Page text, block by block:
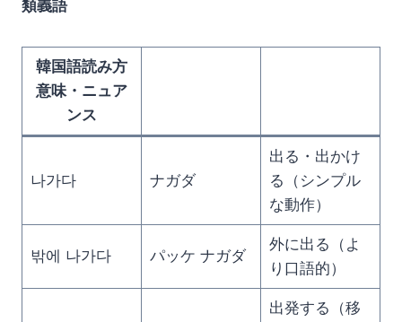
類義語
韓国語読み方
意味・ニュア
ンス
나가다 ナガダ
出る・出かけ
る（シンプル
な動作）
밖에 나가다 パッケ ナガダ
外に出る（よ
り口語的）
出発する（移